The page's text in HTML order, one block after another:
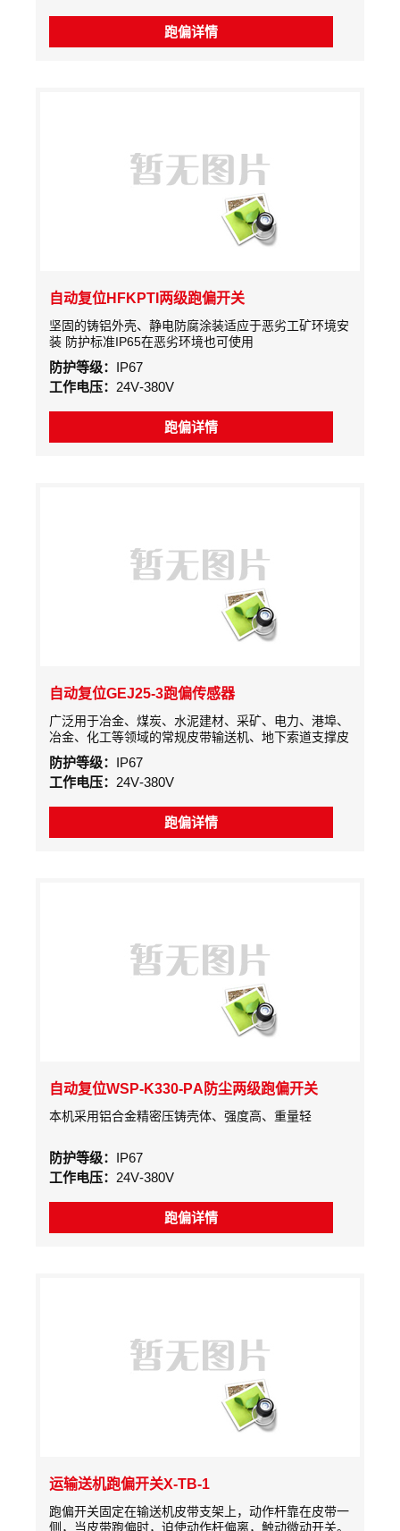
跑偏详情
自动复位HFKPTI两级跑偏开关
坚固的铸铝外壳、静电防腐涂装适应于恶劣工矿环境安
装 防护标准IP65在恶劣环境也可使用
防护等级： IP67
工作电压： 24V-380V
跑偏详情
自动复位GEJ25-3跑偏传感器
广泛用于冶金、煤炭、水泥建材、采矿、电力、港埠、
冶金、化工等领域的常规皮带输送机、地下索道支撑皮
带输送机、轮船装卸系统、堆垛/取料输送机、倾斜和
梭式输送机、起重机、挖掘机、起重臂限位、裙边给料
机等各类输送机。重型限开关检测胶带的跑偏量，是实
防护等级： IP67
工作电压： 24V-380V
跑偏详情
自动复位WSP-K330-PA防尘两级跑偏开关
本机采用铝合金精密压铸壳体、强度高、重量轻
防护等级： IP67
工作电压： 24V-380V
跑偏详情
运输送机跑偏开关X-TB-1
跑偏开关固定在输送机皮带支架上，动作杆靠在皮带一
侧，当皮带跑偏时，迫使动作杆偏离，触动微动开关。